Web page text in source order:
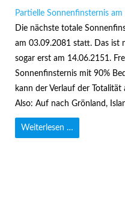
Partielle Sonnenfinsternis
Die nächste totale
am 03.09.2081 statt. Das ist
sogar erst am 14.06.2151.
Sonnenfinsternis mit 90%
kann der Verlauf der
Also: Auf nach Grönland,
Weiterlesen …